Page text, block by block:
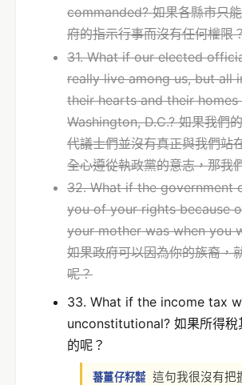
commanded? 如果各縣市只
府的指示行事而沒有任何權限
31. What if our elected
really live among us, but all
their hearts and their homes
Washington, D.C.? 如果我們
代議士們並沒有真正與我們站
全心遵從執政黨的意志，那我
32. What if the government
you of your rights because
your mother was when you
如果政府可以因為你的族裔，
呢？
33. What if the income tax
unconstitutional? 如果所得稅
的呢？
蕃薑仔籽㍿ 這句我很沒有把